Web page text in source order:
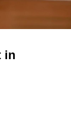
in